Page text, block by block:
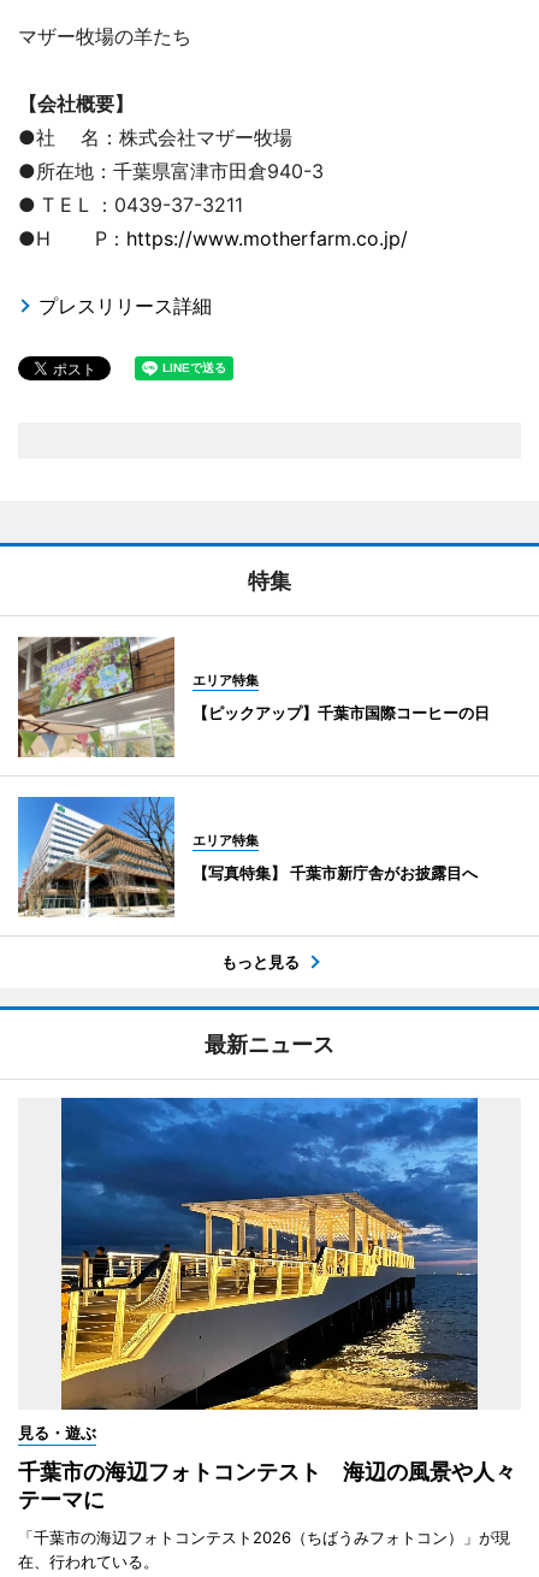
マザー牧場の羊たち
【会社概要】
●社 名：株式会社マザー牧場
●所在地：千葉県富津市田倉940-3
● T E L ：0439-37-3211
●H P： https://www.motherfarm.co.jp/
プレスリリース詳細
特集
エリア特集
【ピックアップ】千葉市国際コーヒーの日
エリア特集
【写真特集】 千葉市新庁舎がお披露目へ
もっと見る
最新ニュース
見る・遊ぶ
千葉市の海辺フォトコンテスト 海辺の風景や人々
テーマに
「千葉市の海辺フォトコンテスト2026（ちばうみフォトコン）」が現
在、行われている。